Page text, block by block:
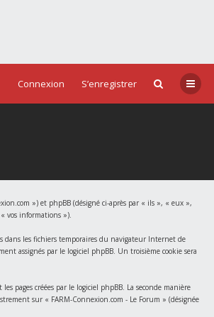
Connexion S’enregistrer
») et phpBB (désigné ci-après par « ils », « eux »,
vos informations »).
dans les fichiers temporaires du navigateur Internet de
assignés par le logiciel phpBB. Un troisième cookie sera
pages créées par le logiciel phpBB. La seconde manière
sur « FARM-Connexion.com - Le Forum » (désignée